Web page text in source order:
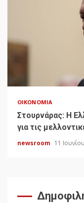
ΟΙΚΟΝΟΜΊΑ
Στουρνάρας: Η
για τις
newsroom 11